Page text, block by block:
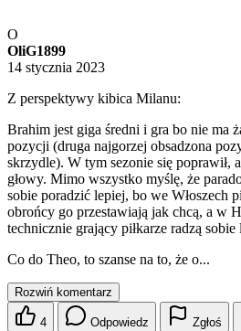
O
OliG1899
14 stycznia 2023
Z perspektywy kibica Milanu:
Brahim jest giga średni i gra bo nie ma
pozycji (druga najgorzej obsadzona
skrzydle). W tym sezonie się poprawił,
głowy. Mimo wszystko myślę, że
sobie poradzić lepiej, bo we Włoszech
obrońcy go przestawiają jak chcą, a w
technicznie grający piłkarze radzą sobie
Co do Theo, to szanse na to, że o...
Rozwiń komentarz
4 Odpowiedz Zgłoś